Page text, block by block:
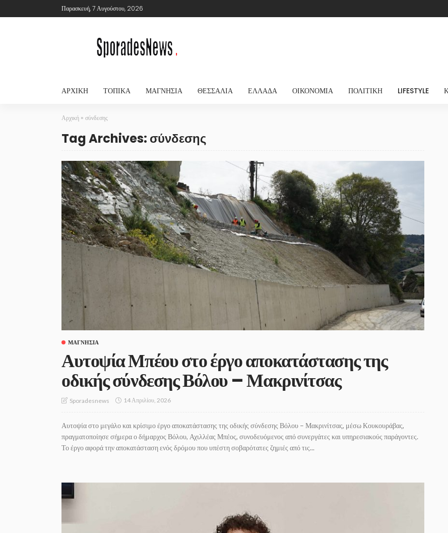
Παρασκευή, 7 Αυγούστου, 2026
ΑΡΧΙΚΉ ΤΟΠΙΚΆ ΜΑΓΝΗΣΊΑ ΘΕΣΣΑΛΊΑ ΕΛΛΆΔΑ ΟΙΚΟΝΟΜΊΑ ΠΟΛΙΤΙΚΉ LIFESTYLE
Αρχική » σύνδεσης
Tag Archives: σύνδεσης
ΜΑΓΝΗΣΊΑ
Αυτοψία Μπέου στο έργο αποκατάστασης της
οδικής σύνδεσης Βόλου – Μακρινίτσας
Sporadesnews 14 Απριλίου, 2026
Αυτοψία στο μεγάλο και κρίσιμο έργο αποκατάστασης της οδικής σύνδεσης Βόλου – Μακρινίτσας, μέσω Κουκουράβας,
πραγματοποίησε σήμερα ο δήμαρχος Βόλου, Αχιλλέας Μπέος, συνοδευόμενος από συνεργάτες και υπηρεσιακούς παράγοντες.
Το έργο αφορά την αποκατάσταση ενός δρόμου που υπέστη σοβαρότατες ζημιές από τις...